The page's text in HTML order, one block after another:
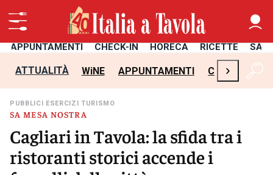
APPUNTAMENTI CHECK-IN HORECA RICETTE
ATTUALITÀ WiNE APPUNTAMENTI CHECK-IN
›
SA MESA NOSTRA
PUBBLICI ESERCIZI TURISMO
Cagliari in Tavola: la sfida tra i
ristoranti storici accende i